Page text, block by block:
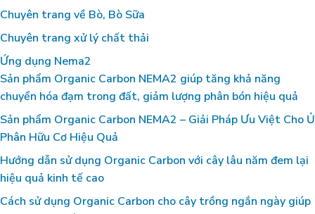
Chuyên trang về Bò, Bò Sữa
Chuyên trang xử lý chất thải
Ứng dụng Nema2
Sản phẩm Organic Carbon NEMA2 giúp tăng khả năng
chuyển hóa đạm trong đất, giảm lượng phân bón hiệu quả
Sản phẩm Organic Carbon NEMA2 – Giải Pháp Ưu Việt Cho Ủ
Phân Hữu Cơ Hiệu Quả
Hướng dẫn sử dụng Organic Carbon với cây lâu năm đem lại
hiệu quả kinh tế cao
Cách sử dụng Organic Carbon cho cây trồng ngắn ngày giúp